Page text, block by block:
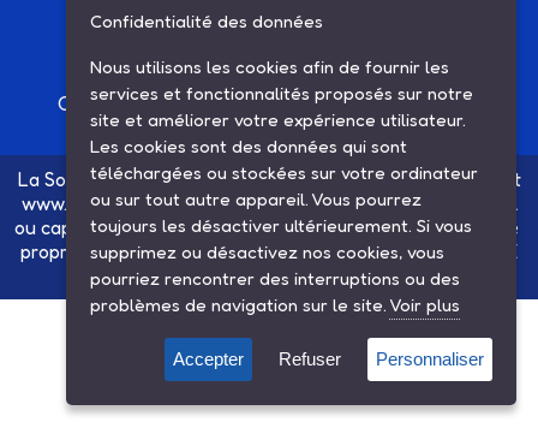
Conditions générales de vente
Contactez-nous
Création site Internet Factor’IT|Mentions légales
La Société SARL ETS MAUGER, exploitante du site internet
www.ets-mauger.com, n'a aucun lien juridique, commercial
ou capitalistique avec la société SINBAR - Groupe Easybike
propriétaire des marques SOLEX, VELOSOLEX, SOLEXINE
et E-SOLEX.
Confidentialité des données
Nous utilisons les cookies afin de fournir les
services et fonctionnalités proposés sur notre
site et améliorer votre expérience utilisateur.
Les cookies sont des données qui sont
téléchargées ou stockées sur votre ordinateur
ou sur tout autre appareil. Vous pourrez
toujours les désactiver ultérieurement. Si vous
supprimez ou désactivez nos cookies, vous
pourriez rencontrer des interruptions ou des
problèmes de navigation sur le site. Voir plus
Accepter Refuser Personnaliser